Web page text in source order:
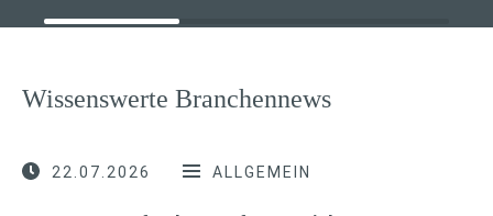
Wissenswerte Branchennews
22.07.2026 ALLGEMEIN